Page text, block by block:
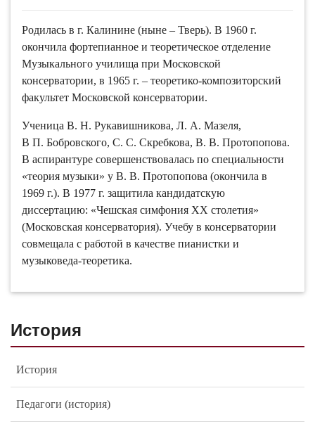
Родилась в г. Калинине (ныне – Тверь). В 1960 г.
окончила фортепианное и теоретическое отделение
Музыкального училища при Московской
консерватории, в 1965 г. – теоретико-композиторский
факультет Московской консерватории.
Ученица В. Н. Рукавишникова, Л. А. Мазеля,
В П. Бобровского, С. С. Скребкова, В. В. Протопопова.
В аспирантуре совершенствовалась по специальности
«теория музыки» у В. В. Протопопова (окончила в
1969 г.). В 1977 г. защитила кандидатскую
диссертацию: «Чешская симфония ХХ столетия»
(Московская консерватория). Учебу в консерватории
совмещала с работой в качестве пианистки и
музыковеда-теоретика.
История
История
Педагоги (история)